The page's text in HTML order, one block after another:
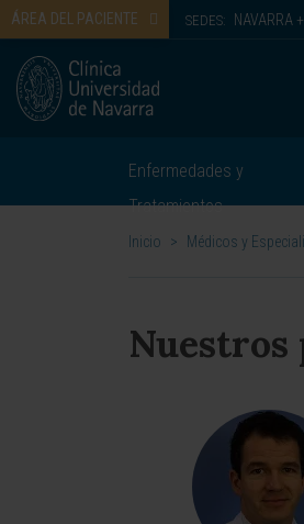
ÁREA DEL PACIENTE SEDES: NAVARRA
Enfermedades y
Tratamientos
Inicio > Médicos y
Nuestros